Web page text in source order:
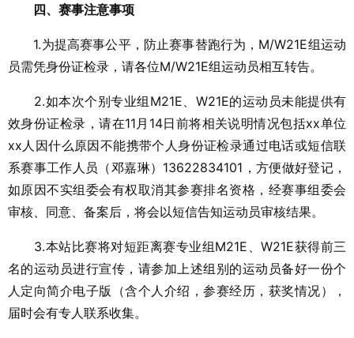
四、赛事注意事项
1.为提高赛事公平，防止赛事替跑行为，M/W21E组运动
员需凭身份证检录，请各位M/W21E组运动员相互转告。
2.如本次个别专业组M21E、W21E的运动员未能提供有
效身份证检录，请在11月14日前将相关说明情况包括xx单位
xx人因什么原因不能携带个人身份证检录通过电话或短信联
系赛事工作人员（邓嘉琳）13622834101，方便做好登记，
如原因不实组委会有权取消其参赛排名资格，经赛事组委会
审核、同意、备案后，将会以短信告知运动员审核结果。
3.本站比赛将对短距离赛专业组M21E、W21E获得前三
名的运动员进行宣传，请参加上述组别的运动员备好一份个
人定向简介电子版（含个人介绍，参赛经历，获奖情况），
届时会有专人联系收集。